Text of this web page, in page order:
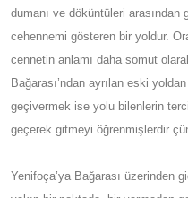
dumanı ve döküntüleri
cehennemi gösteren bir yoldur.
cennetin anlamı daha somut
Bağarası’ndan ayrılan eski
geçivermek ise yolu bilenlerin
geçerek gitmeyi öğrenmişlerdir
Yenifoça’ya Bağarası üzerinden